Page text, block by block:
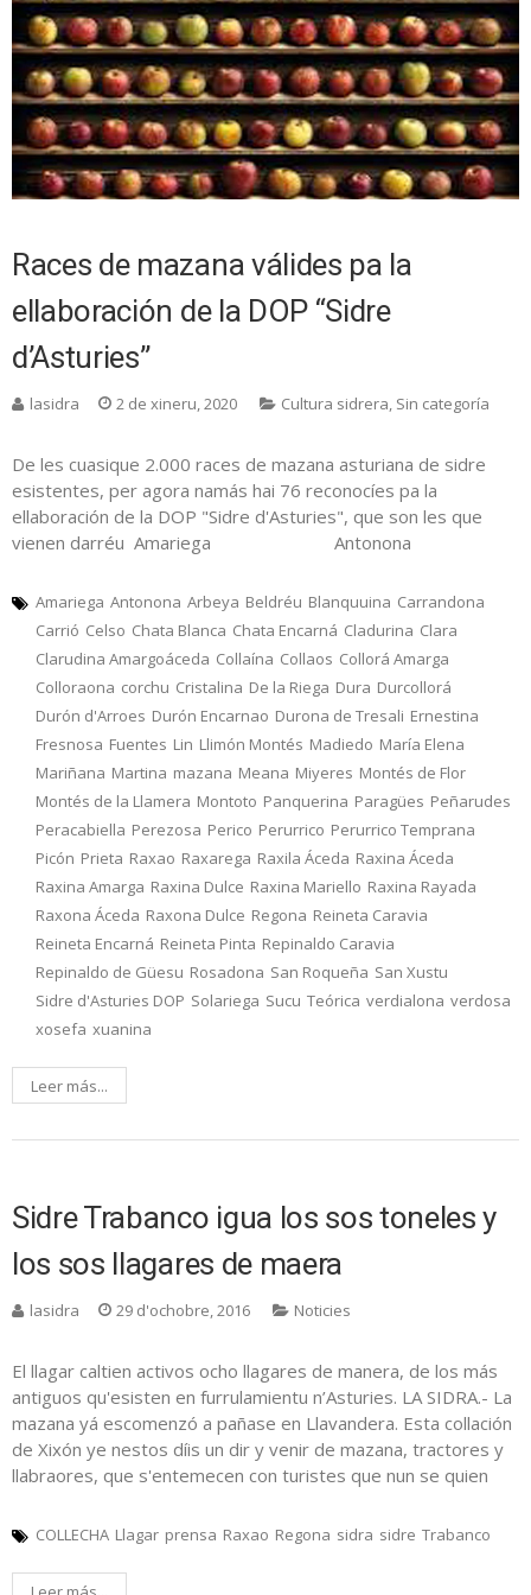
Races de mazana válides pa la
ellaboración de la DOP “Sidre
d’Asturies”
lasidra 2 de xineru, 2020 Cultura sidrera, Sin categoría
De les cuasique 2.000 races de mazana asturiana de sidre
esistentes, per agora namás hai 76 reconocíes pa la
ellaboración de la DOP "Sidre d'Asturies", que son les que
vienen darréu Amariega Antonona
Amariega Antonona Arbeya Beldréu Blanquuina Carrandona
Carrió Celso Chata Blanca Chata Encarná Cladurina Clara
Clarudina Amargoáceda Collaína Collaos Collorá Amarga
Colloraona corchu Cristalina De la Riega Dura Durcollorá
Durón d'Arroes Durón Encarnao Durona de Tresali Ernestina
Fresnosa Fuentes Lin Llimón Montés Madiedo María Elena
Mariñana Martina mazana Meana Miyeres Montés de Flor
Montés de la Llamera Montoto Panquerina Paragües Peñarudes
Peracabiella Perezosa Perico Perurrico Perurrico Temprana
Picón Prieta Raxao Raxarega Raxila Áceda Raxina Áceda
Raxina Amarga Raxina Dulce Raxina Mariello Raxina Rayada
Raxona Áceda Raxona Dulce Regona Reineta Caravia
Reineta Encarná Reineta Pinta Repinaldo Caravia
Repinaldo de Güesu Rosadona San Roqueña San Xustu
Sidre d'Asturies DOP Solariega Sucu Teórica verdialona verdosa
xosefa xuanina
Leer más...
Sidre Trabanco igua los sos toneles y
los sos llagares de maera
lasidra 29 d'ochobre, 2016 Noticies
El llagar caltien activos ocho llagares de manera, de los más
antiguos qu'esisten en furrulamientu n’Asturies. LA SIDRA.- La
mazana yá escomenzó a pañase en Llavandera. Esta collación
de Xixón ye nestos díis un dir y venir de mazana, tractores y
llabraores, que s'entemecen con turistes que nun se quien
COLLECHA Llagar prensa Raxao Regona sidra sidre Trabanco